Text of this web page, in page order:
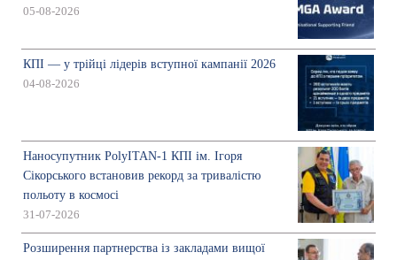
05-08-2026
КПІ — у трійці лідерів вступної кампанії 2026
04-08-2026
Наносупутник PolyITAN-1 КПІ ім. Ігоря
Сікорського встановив рекорд за тривалістю
польоту в космосі
31-07-2026
Розширення партнерства із закладами вищої